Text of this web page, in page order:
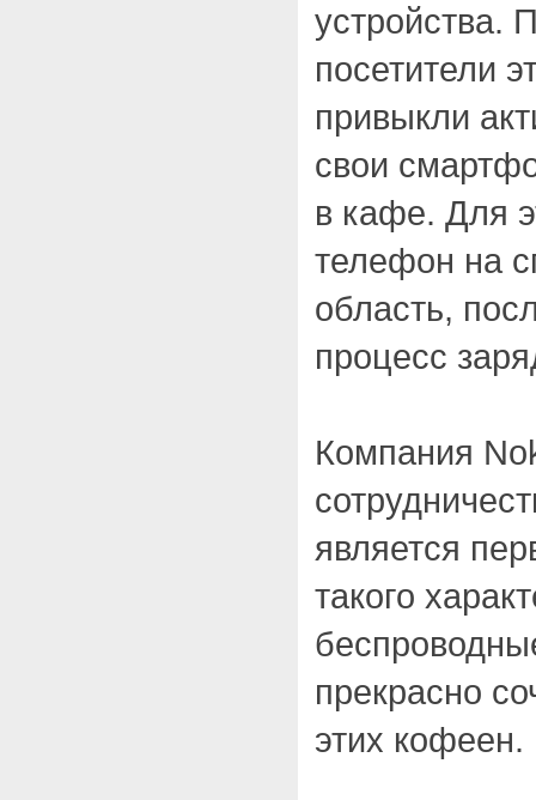
устройства.
посетители
привыкли
свои
в кафе. Для
телефон на
область,
процесс
Компания
является
такого
прекрасно
этих кофеен.